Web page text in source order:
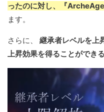
ったのに対し、『
ます。
さらに、 継承者レベルを上
上昇効果を得ることができる